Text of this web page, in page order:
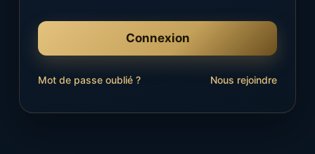
Connexion
Mot de passe oublié ? Nous rejoindre